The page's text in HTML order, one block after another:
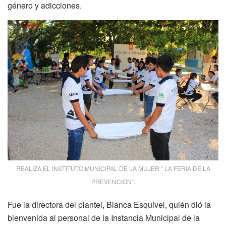
género y adicciones.
REALIZA EL INSTITUTO MUNICIPAL DE LA MUJER ” LA FERIA DE LA
PREVENCIÓN”.
Fue la directora del plantel, Blanca Esquivel, quién dió la
bienvenida al personal de la Instancia Municipal de la